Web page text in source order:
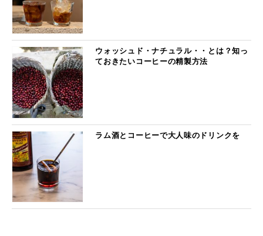
ウォッシュド・ナチュラル・・とは？知っ
ておきたいコーヒーの精製方法
ラム酒とコーヒーで大人味のドリンクを